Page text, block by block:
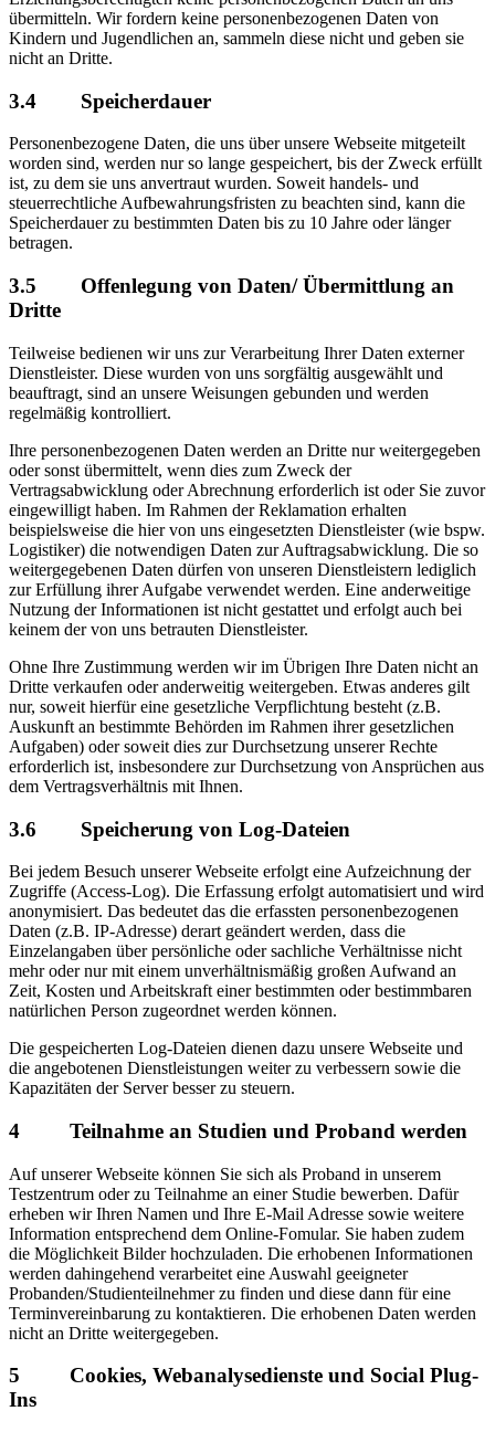
übermitteln. Wir fordern keine personenbezogenen Daten von
Kindern und Jugendlichen an, sammeln diese nicht und geben sie
nicht an Dritte.
3.4 Speicherdauer
Personenbezogene Daten, die uns über unsere Webseite mitgeteilt
worden sind, werden nur so lange gespeichert, bis der Zweck erfüllt
ist, zu dem sie uns anvertraut wurden. Soweit handels- und
steuerrechtliche Aufbewahrungsfristen zu beachten sind, kann die
Speicherdauer zu bestimmten Daten bis zu 10 Jahre oder länger
betragen.
3.5 Offenlegung von Daten/ Übermittlung an
Dritte
Teilweise bedienen wir uns zur Verarbeitung Ihrer Daten externer
Dienstleister. Diese wurden von uns sorgfältig ausgewählt und
beauftragt, sind an unsere Weisungen gebunden und werden
regelmäßig kontrolliert.
Ihre personenbezogenen Daten werden an Dritte nur weitergegeben
oder sonst übermittelt, wenn dies zum Zweck der
Vertragsabwicklung oder Abrechnung erforderlich ist oder Sie zuvor
eingewilligt haben. Im Rahmen der Reklamation erhalten
beispielsweise die hier von uns eingesetzten Dienstleister (wie bspw.
Logistiker) die notwendigen Daten zur Auftragsabwicklung. Die so
weitergegebenen Daten dürfen von unseren Dienstleistern lediglich
zur Erfüllung ihrer Aufgabe verwendet werden. Eine anderweitige
Nutzung der Informationen ist nicht gestattet und erfolgt auch bei
keinem der von uns betrauten Dienstleister.
Ohne Ihre Zustimmung werden wir im Übrigen Ihre Daten nicht an
Dritte verkaufen oder anderweitig weitergeben. Etwas anderes gilt
nur, soweit hierfür eine gesetzliche Verpflichtung besteht (z.B.
Auskunft an bestimmte Behörden im Rahmen ihrer gesetzlichen
Aufgaben) oder soweit dies zur Durchsetzung unserer Rechte
erforderlich ist, insbesondere zur Durchsetzung von Ansprüchen aus
dem Vertragsverhältnis mit Ihnen.
3.6 Speicherung von Log-Dateien
Bei jedem Besuch unserer Webseite erfolgt eine Aufzeichnung der
Zugriffe (Access-Log). Die Erfassung erfolgt automatisiert und wird
anonymisiert. Das bedeutet das die erfassten personenbezogenen
Daten (z.B. IP-Adresse) derart geändert werden, dass die
Einzelangaben über persönliche oder sachliche Verhältnisse nicht
mehr oder nur mit einem unverhältnismäßig großen Aufwand an
Zeit, Kosten und Arbeitskraft einer bestimmten oder bestimmbaren
natürlichen Person zugeordnet werden können.
Die gespeicherten Log-Dateien dienen dazu unsere Webseite und
die angebotenen Dienstleistungen weiter zu verbessern sowie die
Kapazitäten der Server besser zu steuern.
4 Teilnahme an Studien und Proband werden
Auf unserer Webseite können Sie sich als Proband in unserem
Testzentrum oder zu Teilnahme an einer Studie bewerben. Dafür
erheben wir Ihren Namen und Ihre E-Mail Adresse sowie weitere
Information entsprechend dem Online-Fomular. Sie haben zudem
die Möglichkeit Bilder hochzuladen. Die erhobenen Informationen
werden dahingehend verarbeitet eine Auswahl geeigneter
Probanden/Studienteilnehmer zu finden und diese dann für eine
Terminvereinbarung zu kontaktieren. Die erhobenen Daten werden
nicht an Dritte weitergegeben.
5 Cookies, Webanalysedienste und Social Plug-
Ins